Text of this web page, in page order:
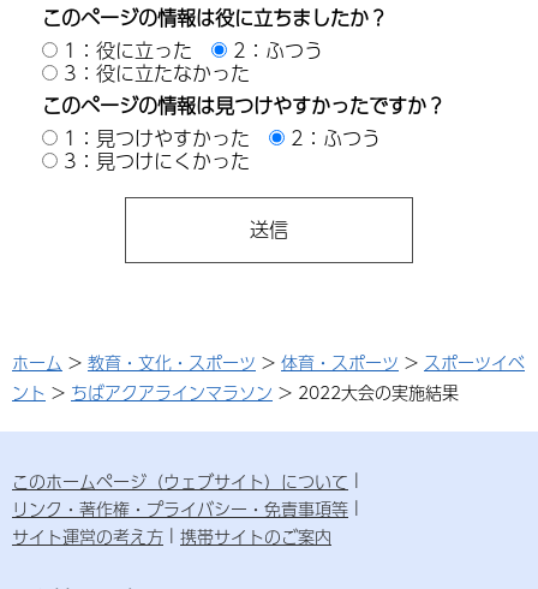
このページの情報は役に立ちましたか？
1：役に立った
2：ふつう
3：役に立たなかった
このページの情報は見つけやすかったですか？
1：見つけやすかった
2：ふつう
3：見つけにくかった
ホーム > 教育・文化・スポーツ > 体育・スポーツ > スポーツイベ
ント > ちばアクアラインマラソン > 2022大会の実施結果
このホームページ（ウェブサイト）について
リンク・著作権・プライバシー・免責事項等
サイト運営の考え方
携帯サイトのご案内